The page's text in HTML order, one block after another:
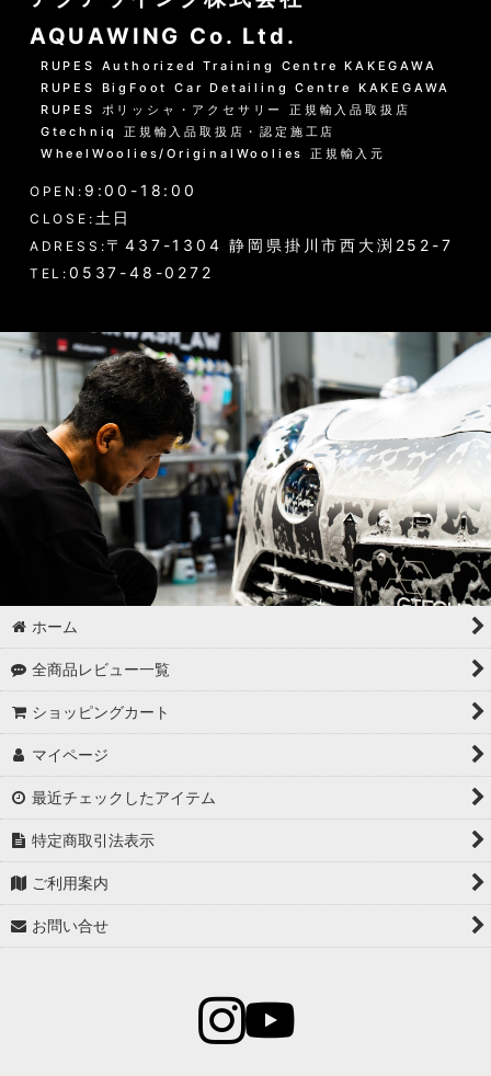
AQUAWING Co. Ltd.
RUPES Authorized Training Centre KAKEGAWA
RUPES BigFoot Car Detailing Centre KAKEGAWA
RUPES ポリッシャ・アクセサリー 正規輸入品取扱店
Gtechniq 正規輸入品取扱店・認定施工店
WheelWoolies/OriginalWoolies 正規輸入元
OPEN: 9:00-18:00
CLOSE: 土日
ADRESS: 〒437-1304 静岡県掛川市西大渕252-7
TEL: 0537-48-0272
ホーム
全商品レビュー一覧
ショッピングカート
マイページ
最近チェックしたアイテム
特定商取引法表示
ご利用案内
お問い合せ